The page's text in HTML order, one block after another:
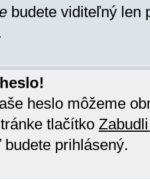
budete viditeľný len
heslo môžeme
tlačítko
prihlásený.